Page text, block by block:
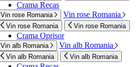
Crama Recas
Vin rose Romania Vin rose Romania
Vin rose Romania Vin rose Romania
Crama Oprisor
Vin alb Romania Vin alb Romania
Vin alb Romania Vin alb Romania